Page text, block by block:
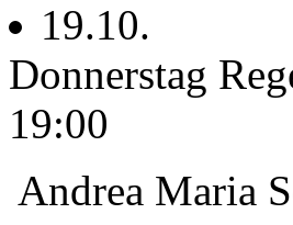
19.10.
Donnerstag
19:00
Andrea Maria